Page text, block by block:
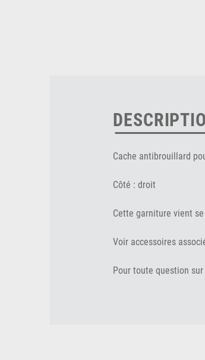
Cache antibrouillard
Côté : droit
Cette garniture vient
Voir accessoires
Pour toute question